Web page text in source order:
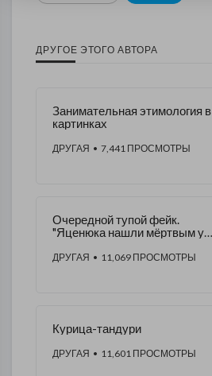
ДРУГОЕ ЭТОГО АВТОРА
Занимательная этимология в
картинках
ДРУГАЯ • 7,441 ПРОСМОТРЫ
Очередной тупой фейк.
"Яценюка нашли мёртвым у
ДРУГАЯ • 11,069 ПРОСМОТРЫ
Курица-тандури
ДРУГАЯ • 11,601 ПРОСМОТРЫ